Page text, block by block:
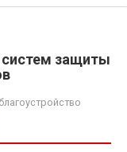
защиты